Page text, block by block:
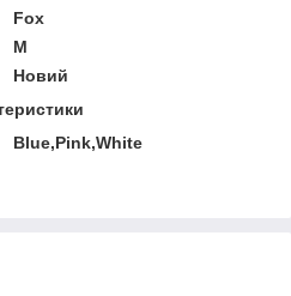
Fox
M
Новий
Blue,Pink,White